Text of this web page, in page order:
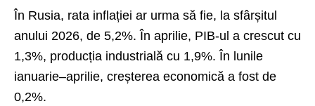
În Rusia, rata inflației ar urma să fie, la sfârșitul
anului 2026, de 5,2%. În aprilie, PIB-ul a crescut cu
1,3%, producția industrială cu 1,9%. În lunile
ianuarie–aprilie, creșterea economică a fost de
0,2%.